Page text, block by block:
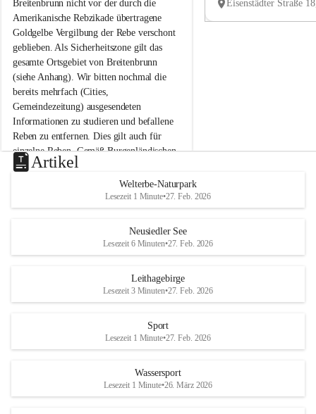
t
e
n
b
r
u
n
n
a
m
N
e
u
s
d
S
Breitenbrunn nicht vor der durch die
Amerikanische Rebzikade übertragene
Goldgelbe Vergilbung der Rebe verschont
geblieben. Als Sicherheitszone gilt das
gesamte Ortsgebiet von Breitenbrunn
(siehe Anhang). Wir bitten nochmal die
bereits mehrfach (Cities,
Gemeindezeitung) ausgesendeten
Informationen zu studieren und befallene
Reben zu entfernen. Dies gilt auch für
einzelne Reben. Gemäß Burgenländischen
Weinbaugesetz sind nicht gepflegte oder
unzulässige Weingärten zu roden! Bitte
helfen wir zusammen um unsere Winzer
vor den prognostizierten Ernteausfällen
und den daraus folgenden wirtschaftlichen
Maßnahmen zur Bekämpfung
Rebe und der Amerikanischen
Anhang VBl. EU Nr. 18
1 Seite•1,4 MB
e
u
e
d
r
S
Artikel
Welterbe-Naturpark
Lesezeit 1 Minute•27. Feb. 2026
Neusiedler See
Lesezeit 6 Minuten•27. Feb. 2026
Leithagebirge
Lesezeit 3 Minuten•27. Feb. 2026
Sport
Lesezeit 1 Minute•27. Feb. 2026
Wassersport
Lesezeit 1 Minute•26. März 2026